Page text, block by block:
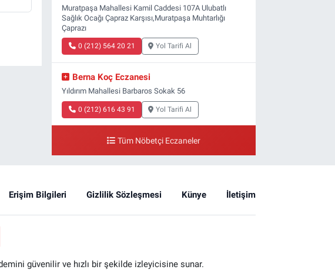
Muratpaşa Mahallesi Kamil Caddesi 107A Ulubatlı
Sağlık Ocağı Çapraz Karşısı,Muratpaşa Muhtarlığı
Çaprazı
0 (212) 564 20 21 Yol Tarifi Al
Berna Koç Eczanesi
Yıldırım Mahallesi Barbaros Sokak 56
0 (212) 616 43 91 Yol Tarifi Al
Tüm Nöbetçi Eczaneler
Erişim Bilgileri Gizlilik Sözleşmesi Künye İletişim
güvenilir ve hızlı bir şekilde izleyicisine sunar.